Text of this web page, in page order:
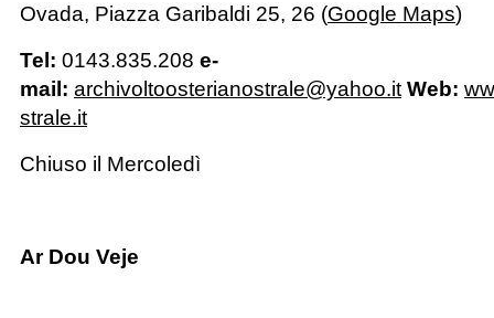
Ovada, Piazza Garibaldi 25, 26 (Google Maps)
Tel: 0143.835.208 e-
mail: archivoltoosterianostrale@yahoo.it Web:
strale.it
Chiuso il Mercoledì
Ar Dou Veje